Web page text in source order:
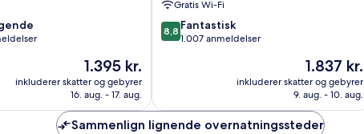
Prisen
er
1.395 kr.
1.395 kr.
inkluderer skatter og gebyrer
16. aug. - 17. aug.
Gratis Wi-Fi
8.8
ud
anmeldelser
8,8 Fantastisk
1.007 anmeldelser
Prisen
er
1.837 kr.
1.837 kr.
inkluderer skatter og gebyrer
9. aug. - 10. aug.
Sammenlign lignende overnatningssteder